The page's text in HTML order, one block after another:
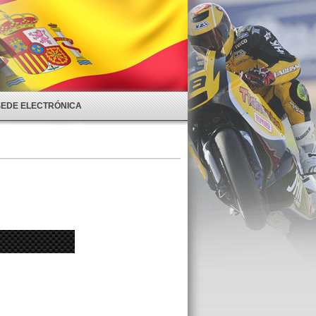
ELECTRÓNICA